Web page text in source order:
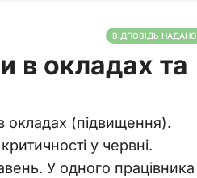
ВІДПОВІДЬ НАДАНО
в окладах та
окладах (підвищення).
у червні.
У одного працівника